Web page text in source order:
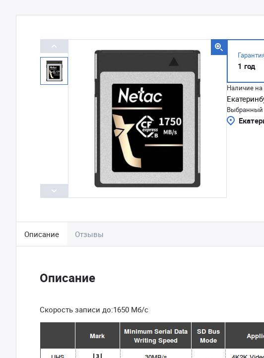
1 год
Наличие на
Выбранный
Описание Отзывы
Описание
Скорость записи до:1650 Мб/с